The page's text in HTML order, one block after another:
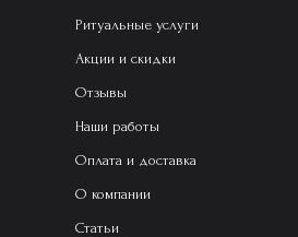
Ритуальные услуги
Акции и скидки
Отзывы
Наши работы
Оплата и доставка
О компании
Статьи